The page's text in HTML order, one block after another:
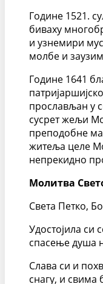
Године 1521.
биваху
и узнемири
молбе и
Године 1641
прослављан у
сусрет жељи
преподобне
житеља целе
непрекидно
Молитва
Света Петко,
Удостојила си
спасење душа
Слава си и
снагу, и свима